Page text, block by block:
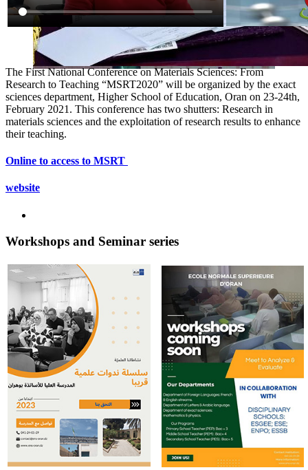
The First National Conference on Materials Sciences: From
Research to Teaching “MSRT2020” will be organized by the exact
sciences department, Higher School of Education, Oran on 23-24th,
February 2021. This conference has two shutters: Research in
materials sciences and the exploitation of research results to enhance
their teaching.
Online to access to MSRT
website
Workshops and Seminar series